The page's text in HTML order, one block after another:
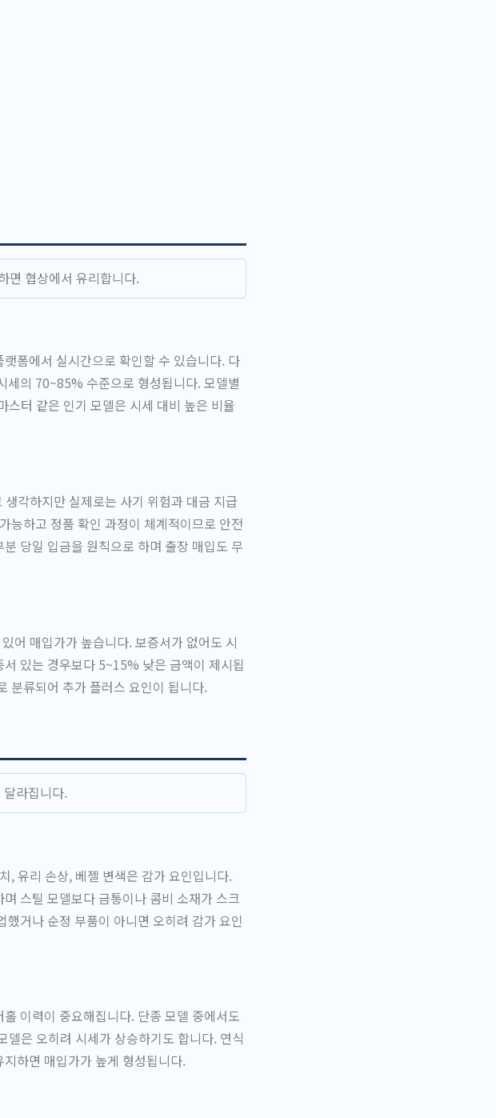
면 협상에서 유리합니다.
랫폼에서 실시간으로 확인할 수 있습니다. 다
세의 70~85% 수준으로 형성됩니다. 모델별
터 같은 인기 모델은 시세 대비 높은 비율
각하지만 실제로는 사기 위험과 대금 지급
능하고 정품 확인 과정이 체계적이므로 안전
당일 입금을 원칙으로 하며 출장 매입도 무
어 매입가가 높습니다. 보증서가 없어도 시
있는 경우보다 5~15% 낮은 금액이 제시됩
분류되어 추가 플러스 요인이 됩니다.
라집니다.
, 유리 손상, 베젤 변색은 감가 요인입니다.
스틸 모델보다 금통이나 콤비 소재가 스크
거나 순정 부품이 아니면 오히려 감가 요인
이력이 중요해집니다. 단종 모델 중에서도
은 오히려 시세가 상승하기도 합니다. 연식
하면 매입가가 높게 형성됩니다.